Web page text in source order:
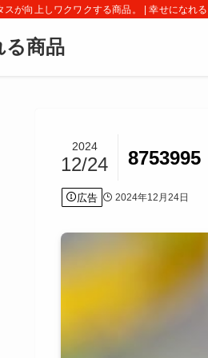
スが向上しワクワクする商品。 | 幸せになれ
る商品
8753995
2024
12/24
広告 2024年12月24日